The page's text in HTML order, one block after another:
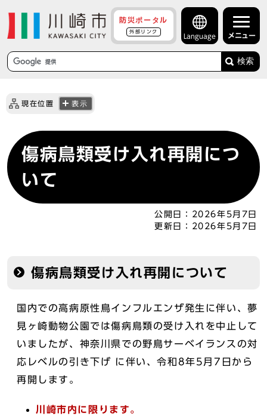
防災ポータル
外部リンク
Language メニュー
検索
現在位置 表示
傷病鳥類受け入れ再開につ
いて
公開日：
2026年5月7日
更新日：
2026年5月7日
傷病鳥類受け入れ再開について
国内での高病原性鳥インフルエンザ発生に伴い、夢
見ヶ崎動物公園では傷病鳥類の受け入れを中止して
いましたが、神奈川県での野鳥サーベイランスの対
応レベルの引き下げ に伴い、令和8年5月7日から
再開します。
川崎市内に限ります。